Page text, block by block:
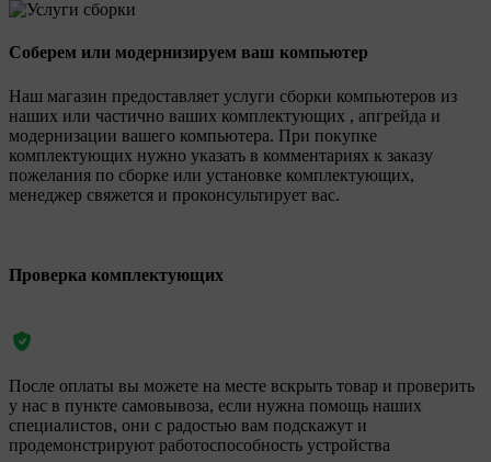
Соберем или модернизируем ваш компьютер
Наш магазин предоставляет услуги сборки компьютеров из
наших или частично ваших комплектующих , апгрейда и
модернизации вашего компьютера. При покупке
комплектующих нужно указать в комментариях к заказу
пожелания по сборке или установке комплектующих,
менеджер свяжется и проконсультирует вас.
Проверка комплектующих
После оплаты вы можете на месте вскрыть товар и проверить
у нас в пункте самовывоза, если нужна помощь наших
специалистов, они с радостью вам подскажут и
продемонстрируют работоспособность устройства